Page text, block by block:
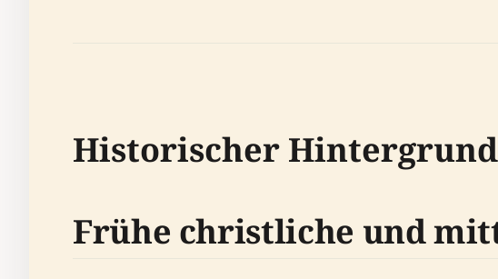
Historischer Hintergrund
Frühe christliche und